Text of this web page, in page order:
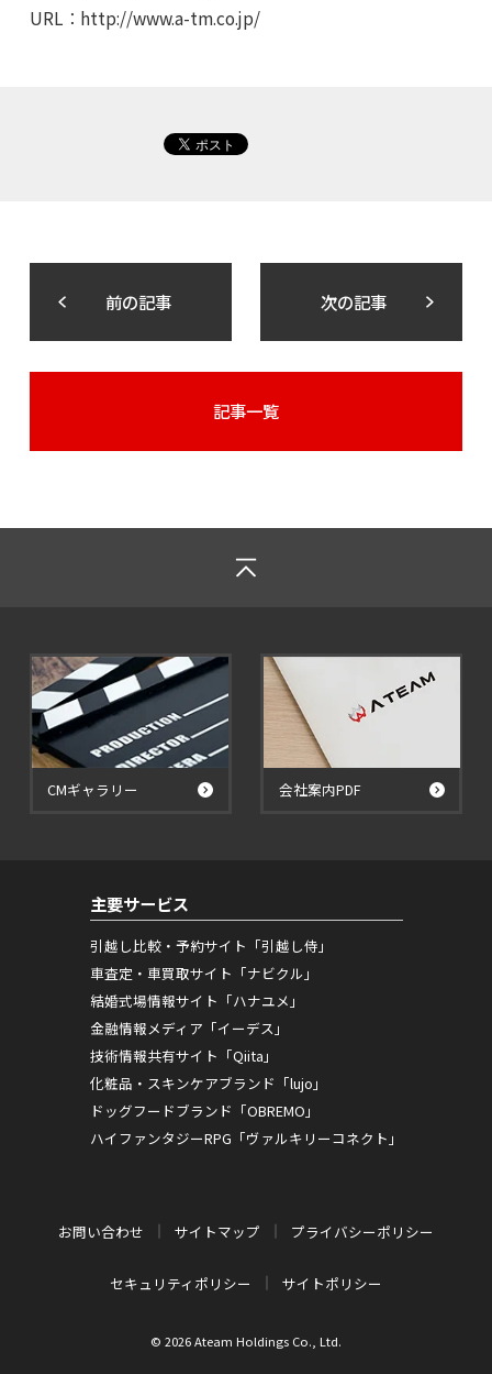
URL：http://www.a-tm.co.jp/
前の記事 次の記事
記事一覧
CMギャラリー 会社案内PDF
主要サービス
引越し比較・予約サイト「引越し侍」
車査定・車買取サイト「ナビクル」
結婚式場情報サイト「ハナユメ」
金融情報メディア「イーデス」
技術情報共有サイト「Qiita」
化粧品・スキンケアブランド「lujo」
ドッグフードブランド「OBREMO」
ハイファンタジーRPG「ヴァルキリーコネクト」
お問い合わせ サイトマップ プライバシーポリシー
セキュリティポリシー サイトポリシー
© 2026 Ateam Holdings Co., Ltd.